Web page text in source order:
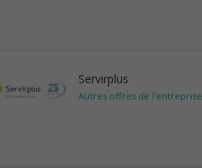
Servirplus
Autres offres de l'entreprise